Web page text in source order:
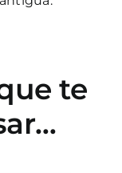
te